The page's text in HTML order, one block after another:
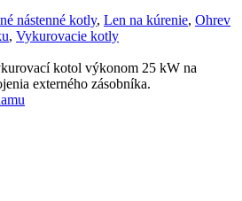
nástenné kotly, Len na kúrenie, Ohrev
, Vykurovacie kotly
kotol výkonom 25 kW na
externého zásobníka.